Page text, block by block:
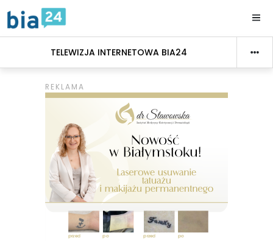
TELEWIZJA INTERNETOWA BIA24